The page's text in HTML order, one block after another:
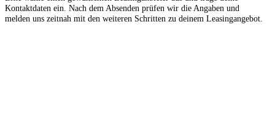
Kontakt­daten ein. Nach dem Absenden prüfen wir die Angaben und
melden uns zeitnah mit den weiteren Schritten zu deinem Leasing­angebot.